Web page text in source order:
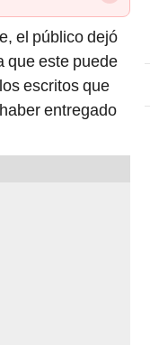
el público dejó
que este puede
escritos que
entregado